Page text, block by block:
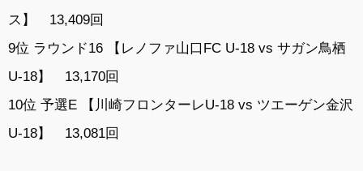
ス】 13,409回
9位 ラウンド16 【レノファ山口FC U-18 vs サガン鳥栖
U-18】 13,170回
10位 予選E 【川崎フロンターレU-18 vs ツエーゲン金沢
U-18】 13,081回